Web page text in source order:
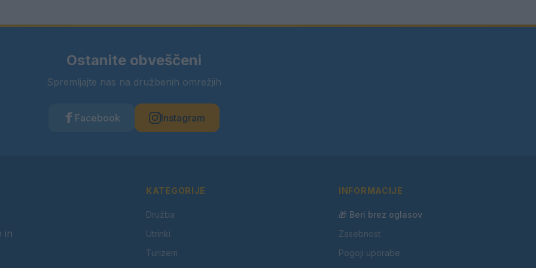
Ostanite obveščeni
Spremljajte nas na družbenih omrežjih
Facebook Instagram
in
KATEGORIJE
Družba
Utrinki
Turizem
INFORMACIJE
🎁 Beri brez oglasov
Zasebnost
Pogoji uporabe